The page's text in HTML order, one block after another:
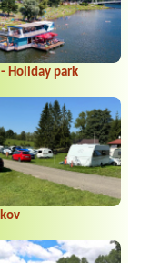
Holiday park